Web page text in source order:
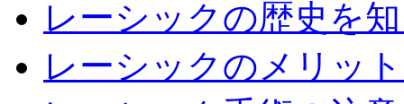
レーシックの歴史を
レーシックのメリッ